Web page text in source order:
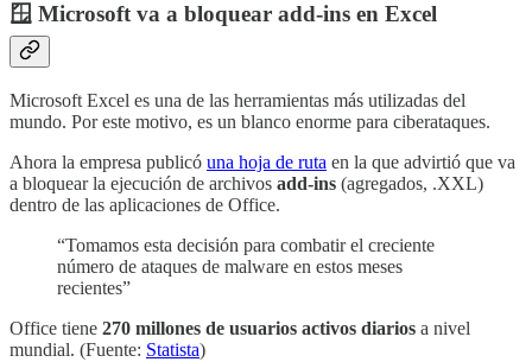
🪟 Microsoft va a bloquear add-ins en Excel
Microsoft Excel es una de las herramientas más utilizadas del
mundo. Por este motivo, es un blanco enorme para ciberataques.
Ahora la empresa publicó una hoja de ruta en la que advirtió que va
a bloquear la ejecución de archivos add-ins (agregados, .XXL)
dentro de las aplicaciones de Office.
“Tomamos esta decisión para combatir el creciente
número de ataques de malware en estos meses
recientes”
Office tiene 270 millones de usuarios activos diarios a nivel
mundial. (Fuente: Statista)